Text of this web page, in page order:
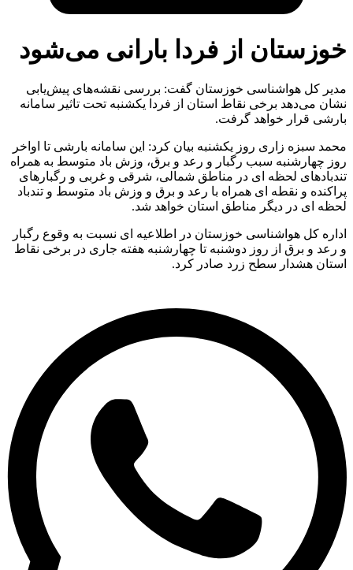
خوزستان از فردا بارانی می‌شود
مدیر کل هواشناسی خوزستان گفت: بررسی نقشه‌های پیش‌یابی
نشان می‌دهد برخی نقاط استان از فردا یکشنبه تحت تاثیر سامانه
بارشی قرار خواهد گرفت.
محمد سبزه زاری روز یکشنبه بیان کرد: این سامانه بارشی تا اواخر
روز چهارشنبه سبب رگبار و رعد و برق، وزش باد متوسط به همراه
تندبادهای لحظه ای در مناطق شمالی، شرقی و غربی و رگبارهای
پراکنده و نقطه ای همراه با رعد و برق و وزش باد متوسط و تندباد
لحظه ای در دیگر مناطق استان خواهد شد.
اداره کل هواشناسی خوزستان در اطلاعیه ای نسبت به وقوع رگبار
و رعد و برق از روز دوشنبه تا چهارشنبه هفته جاری در برخی نقاط
استان هشدار سطح زرد صادر کرد.